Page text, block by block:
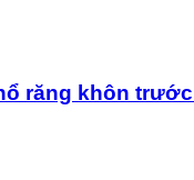
răng khôn